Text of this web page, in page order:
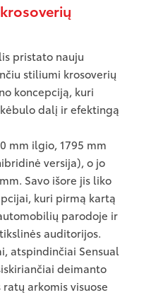
pristato nauju
stiliumi krosoverių
koncepciją, kuri
dalį ir efektingą
mm ilgio, 1795 mm
versija), o jo
Savo išore jis liko
kuri pirmą kartą
parodoje ir
auditorijos.
atspindinčiai Sensual
deimanto
arkomis visuose